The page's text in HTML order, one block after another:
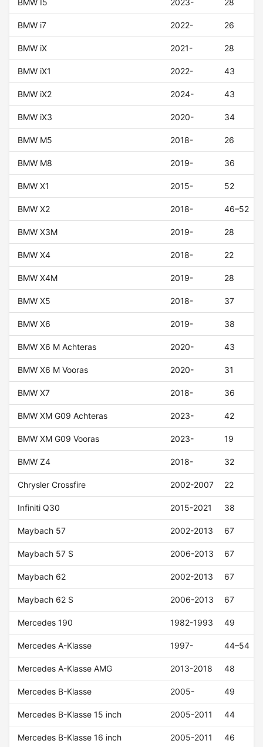
BMW I5 2023- 28
BMW i7 2022- 26
BMW iX 2021- 28
BMW iX1 2022- 43
BMW iX2 2024- 43
BMW iX3 2020- 34
BMW M5 2018- 26
BMW M8 2019- 36
BMW X1 2015- 52
BMW X2 2018- 46–52
BMW X3M 2019- 28
BMW X4 2018- 22
BMW X4M 2019- 28
BMW X5 2018- 37
BMW X6 2019- 38
BMW X6 M Achteras 2020- 43
BMW X6 M Vooras 2020- 31
BMW X7 2018- 36
BMW XM G09 Achteras 2023- 42
BMW XM G09 Vooras 2023- 19
BMW Z4 2018- 32
Chrysler Crossfire 2002-2007 22
Infiniti Q30 2015-2021 38
Maybach 57 2002-2013 67
Maybach 57 S 2006-2013 67
Maybach 62 2002-2013 67
Maybach 62 S 2006-2013 67
Mercedes 190 1982-1993 49
Mercedes A-Klasse 1997- 44–54
Mercedes A-Klasse AMG 2013-2018 48
Mercedes B-Klasse 2005- 49
Mercedes B-Klasse 15 inch 2005-2011 44
Mercedes B-Klasse 16 inch 2005-2011 46